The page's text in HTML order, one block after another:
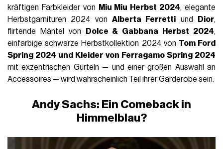
kräftigen Farbkleider von
Miu Miu Herbst 2024, elegante
Herbstgarnituren 2024 von Alberta Ferretti und Dior,
flirtende Mäntel von
Dolce & Gabbana Herbst 2024,
einfarbige schwarze Herbstkollektion 2024 von Tom Ford
Spring 2024 und Kleider von Ferragamo Spring 2024
mit exzentrischen Gürteln — und einer großen Auswahl an
Accessoires — wird wahrscheinlich Teil ihrer Garderobe sein.
Andy Sachs: Ein Comeback in
Himmelblau?